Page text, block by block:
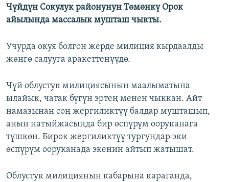
Чүйдүн Сокулук районунун Төмөнкү Орок
айылында массалык мушташ чыкты.
Учурда окуя болгон жерде милиция кырдаалды
жөнгө салууга аракеттенүүдө.
Чүй облустук милициясынын маалыматына
ылайык, чатак бүгүн эртең менен чыккан. Айт
намазынан соң жергиликтүү балдар мушташып,
анын натыйжасында бир өспүрүм ооруканага
түшкөн. Бирок жергиликтүү тургундар эки
өспүрүм ооруканада экенин айтып жатышат.
Облустук милициянын кабарына караганда,